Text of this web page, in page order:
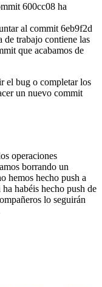
600cc08 ha
al commit 6eb9f2d
de trabajo contiene las
que acabamos de
el bug o completar los
un nuevo commit
operaciones
borrando un
hemos hecho push a
habéis hecho push de
lo seguirán